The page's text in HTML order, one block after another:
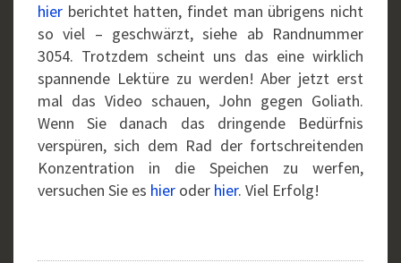
hier berichtet hatten, findet man übrigens nicht
so viel – geschwärzt, siehe ab Randnummer
3054. Trotzdem scheint uns das eine wirklich
spannende Lektüre zu werden! Aber jetzt erst
mal das Video schauen, John gegen Goliath.
Wenn Sie danach das dringende Bedürfnis
verspüren, sich dem Rad der fortschreitenden
Konzentration in die Speichen zu werfen,
versuchen Sie es hier oder hier. Viel Erfolg!